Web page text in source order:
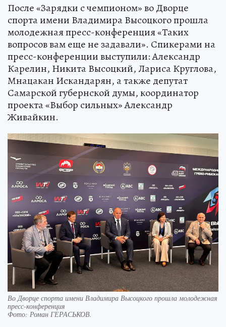
После «Зарядки с чемпионом» во Дворце
спорта имени Владимира Высоцкого прошла
молодежная пресс-конференция «Таких
вопросов вам еще не задавали». Спикерами на
пресс-конференции выступили: Александр
Карелин, Никита Высоцкий, Лариса Круглова,
Мнацакан Искандарян, а также депутат
Самарской губернской думы, координатор
проекта «Выбор сильных» Александр
Живайкин.
Во Дворце спорта имени Владимира Высоцкого прошла молодежная
пресс-конференция
Фото: Роман ГЕРАСЬКОВ.